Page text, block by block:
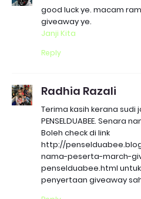
good luck ye. macam
giveaway ye.
Janji Kita
Reply
Radhia Razali
Terima kasih kerana sudi
PENSELDUABEE. Senara
Boleh check di link
http://
nama-peserta-march-
penselduabee.html
penyertaan giveaway